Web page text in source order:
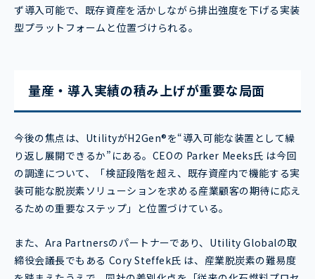
ず導入可能で、既存資産を活かしながら排出強度を下げる実装
型プラットフォームと位置づけられる。
量産・導入実績の積み上げが重要な局面
今後の焦点は、UtilityがH2Gen®を“導入可能な装置として繰
り返し展開できるか”にある。CEOの Parker Meeks氏 は今回
の調達について、「検証段階を超え、既存資産内で機能する実
装可能な脱炭素ソリューションを求める産業顧客の期待に応え
るための重要なステップ」と位置づけている。
また、Ara Partnersのパートナーであり、Utility Globalの取
締役会議長でもある Cory Steffek氏 は、産業脱炭素の難易度